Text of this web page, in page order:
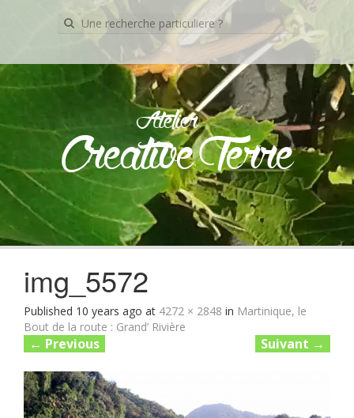
Recherche
pour:
Atelier
Creative Terre
Skip
to
img_5572
Published 10 years ago at 4272 × 2848 in Martinique, le
Bout de la route : Grand’ Rivière
← Previous Suivant →